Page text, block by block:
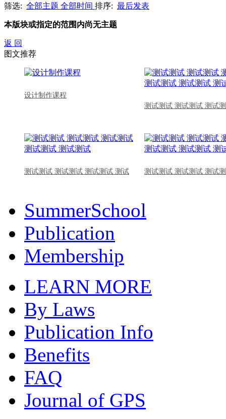
筛选: 全部主题 全部时间 排序: 最后发表
本版块或指定的范围内尚无主题
返 回
图文推荐
设计制作课程
测试测试 测试测试 测试
测试测试 测试测试 测试测试 测试 测试测试 测试测试 测试
SummerSchool
Publication
Membership
LEARN MORE
By Laws
Publication Info
Benefits
FAQ
Journal of GPS